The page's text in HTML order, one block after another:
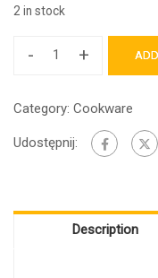
2 in stock
- +
Category: Cookware
Udostępnij:
Description